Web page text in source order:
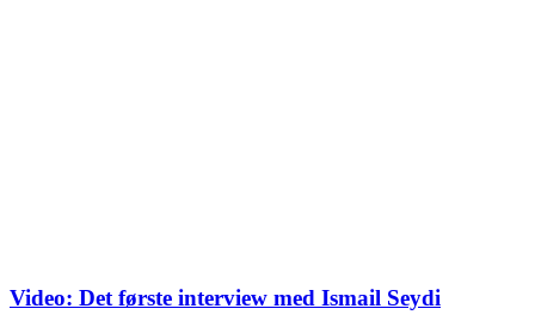
Video: Det første interview med Ismail Seydi